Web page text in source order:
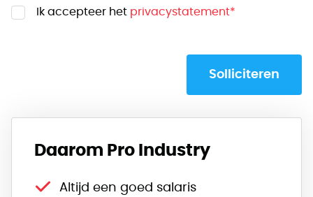
Ik accepteer het privacystatement*
Solliciteren
Daarom Pro Industry
Altijd een goed salaris